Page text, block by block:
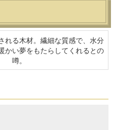
れる木材。繊細な質感で、水分
かい夢をもたらしてくれるとの
噂。